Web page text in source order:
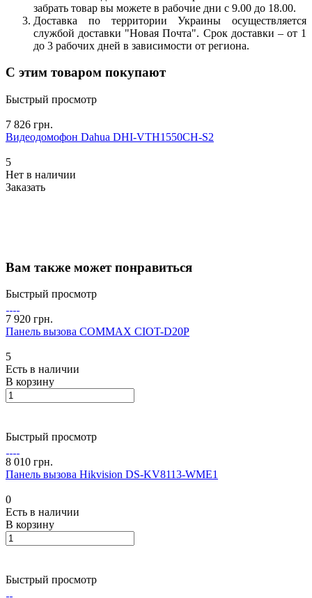
забрать товар вы можете в рабочие дни с 9.00 до 18.00.
Доставка по территории Украины осуществляется
службой доставки "Новая Почта". Срок доставки – от 1
до 3 рабочих дней в зависимости от региона.
С этим товаром покупают
Быстрый просмотр
7 826 грн.
Видеодомофон Dahua DHI-VTH1550CH-S2
5
Нет в наличии
Заказать
Вам также может понравиться
Быстрый просмотр
7 920 грн.
Панель вызова COMMAX CIOT-D20P
5
Есть в наличии
В корзину
Быстрый просмотр
8 010 грн.
Панель вызова Hikvision DS-KV8113-WME1
0
Есть в наличии
В корзину
Быстрый просмотр